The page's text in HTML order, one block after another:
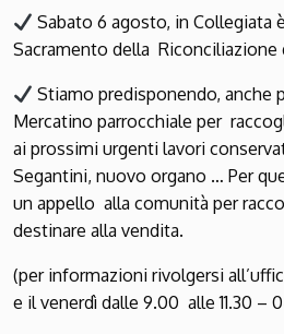
Sabato 6 agosto, in Collegiata
Sacramento della Riconciliazione
Stiamo predisponendo, anche
Mercatino parrocchiale per
ai prossimi urgenti lavori
Segantini, nuovo organo … Per
un appello alla comunità per
destinare alla vendita.
(per informazioni rivolgersi
e il venerdì dalle 9.00 alle 11.30 –